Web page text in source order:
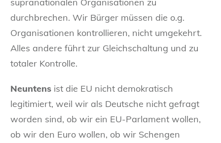
supranationalen Organisationen zu
durchbrechen. Wir Bürger müssen die o.g.
Organisationen kontrollieren, nicht umgekehrt.
Alles andere führt zur Gleichschaltung und zu
totaler Kontrolle.
Neuntens ist die EU nicht demokratisch
legitimiert, weil wir als Deutsche nicht gefragt
worden sind, ob wir ein EU-Parlament wollen,
ob wir den Euro wollen, ob wir Schengen